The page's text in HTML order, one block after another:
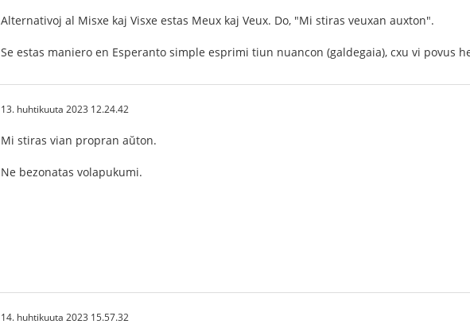
Alternativoj al Misxe kaj Visxe estas Meux kaj Veux. Do, "Mi stiras veuxan auxton".
Se estas maniero en Esperanto simple esprimi tiun nuancon (galdegaia), cxu vi povus
13. huhtikuuta 2023 12.24.42
Mi stiras vian propran aŭton.
Ne bezonatas volapukumi.
14. huhtikuuta 2023 15.57.32